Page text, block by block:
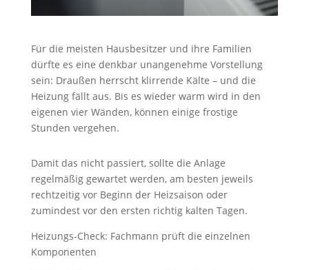
Für die meisten Hausbesitzer und ihre Familien
dürfte es eine denkbar unangenehme Vorstellung
sein: Draußen herrscht klirrende Kälte – und die
Heizung fällt aus. Bis es wieder warm wird in den
eigenen vier Wänden, können einige frostige
Stunden vergehen.
Damit das nicht passiert, sollte die Anlage
regelmäßig gewartet werden, am besten jeweils
rechtzeitig vor Beginn der Heizsaison oder
zumindest vor den ersten richtig kalten Tagen.
Heizungs-Check: Fachmann prüft die einzelnen
Komponenten